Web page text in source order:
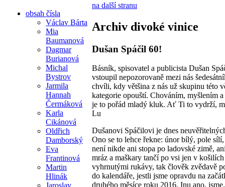
obsah čísla
Václav Bárta
Mia
Baumanová
Dagmar
Burianová
Michal
Bystrov
Jarmila
Hannah
Čermáková
Karla
Cikánová
Oldřich
Damborský
Eva
Frantinová
Martin
Hlinák
Jaroslav
na další stranu
Archiv divoké vinice
Dušan Spáčil 60!
Básník, spisovatel a publicista Dušan
vstoupil nepozorovaně mezi nás
chvíli, kdy většina z nás už skupinu této
kategorie opouští. Chováním, myšlením
je to pořád mladý kluk. Ať Ti to vydrží,
Lu
Dušanovi Spáčilovi je dnes
Ono se to lehce řekne: únor bílý, pole
není nikde ani stopa po ladovské zimě,
mráz a maškary tančí po vsi jen v košilích
vyhrnutými rukávy, tak člověk zvědavě
do kalendáře, jestli jsme opravdu na
druhého měsíce roku 2016. Inu ano,